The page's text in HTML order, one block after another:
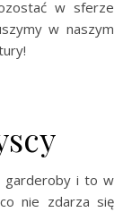
w sferze
w naszym
garderoby i to w
nie zdarza się